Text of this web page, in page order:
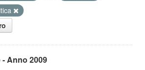
Anno 2009